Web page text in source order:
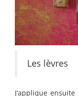
Les lèvres
J’applique ensuite